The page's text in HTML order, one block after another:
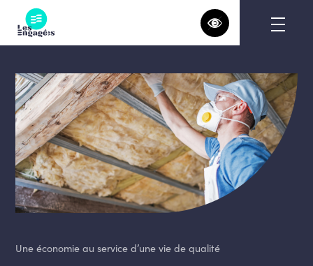
content
Une économie au service d’une vie de qualité